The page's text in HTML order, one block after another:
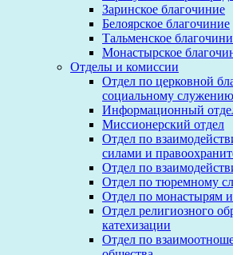
Заринское благочиние
Белоярское благочиние
Тальменское
Монастырское
Отделы и комиссии
Отдел по церковной
социальному служению
Информационный
Миссионерский отдел
Отдел по
силами и
Отдел по
Отдел по тюремному
Отдел по монастырям
Отдел религиозного
катехизации
Отдел по